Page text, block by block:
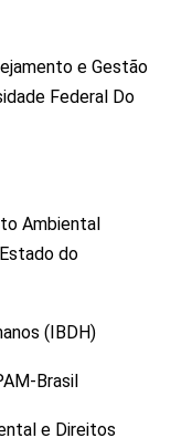
e Gestão
Federal Do
Ambiental
do
(IBDH)
Brasil
e Direitos